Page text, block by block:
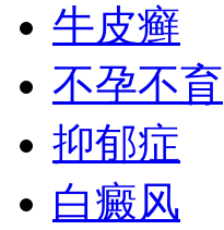
牛皮癣
不孕不育
抑郁症
白癜风